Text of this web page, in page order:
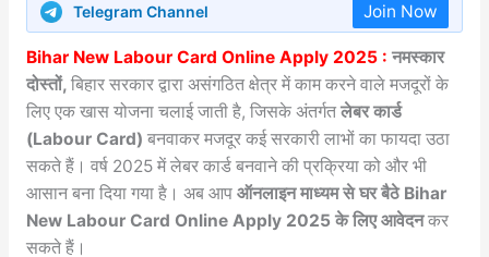
Telegram Channel Join Now
Bihar New Labour Card Online Apply 2025 : नमस्कार
दोस्तों, बिहार सरकार द्वारा असंगठित क्षेत्र में काम करने वाले मजदूरों के
लिए एक खास योजना चलाई जाती है, जिसके अंतर्गत लेबर कार्ड
(Labour Card) बनवाकर मजदूर कई सरकारी लाभों का फायदा उठा
सकते हैं। वर्ष 2025 में लेबर कार्ड बनवाने की प्रक्रिया को और भी
आसान बना दिया गया है। अब आप ऑनलाइन माध्यम से घर बैठे Bihar
New Labour Card Online Apply 2025 के लिए आवेदनकर
सकते हैं।